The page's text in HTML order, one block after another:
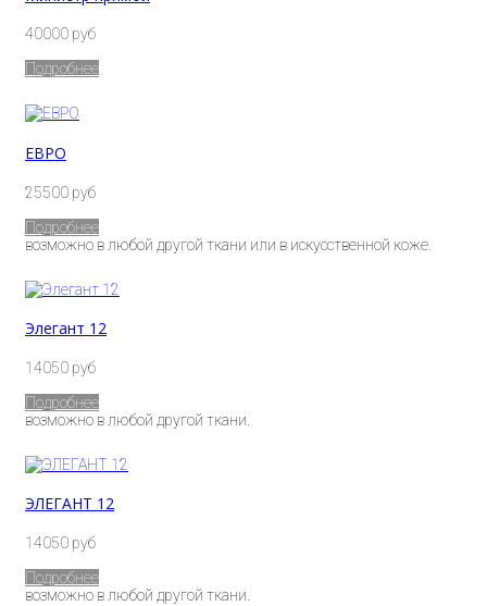
40000 руб
Подробнее
ЕВРО
25500 руб
Подробнее
возможно в любой другой ткани или в искусственной коже.
Элегант 12
14050 руб
Подробнее
возможно в любой другой ткани.
ЭЛЕГАНТ 12
14050 руб
Подробнее
возможно в любой другой ткани.